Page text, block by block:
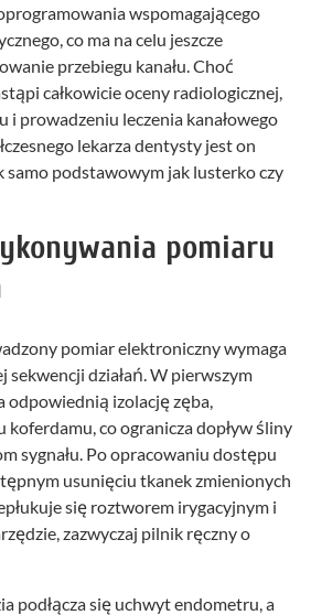
wspomagającego
co ma na celu jeszcze
przebiegu kanału. Choć
całkowicie oceny radiologicznej,
i prowadzeniu leczenia kanałowego
lekarza dentysty jest on
samo podstawowym jak lusterko czy
pomiaru
pomiar elektroniczny wymaga
sekwencji działań. W pierwszym
odpowiednią izolację zęba,
koferdamu, co ogranicza dopływ śliny
sygnału. Po opracowaniu dostępu
usunięciu tkanek zmienionych
się roztworem irygacyjnym i
zazwyczaj pilnik ręczny o
podłącza się uchwyt endometru, a